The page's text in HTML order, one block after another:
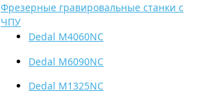
Фрезерные гравировальные станки с
ЧПУ
Dedal M4060NC
Dedal M6090NC
Dedal M1325NC